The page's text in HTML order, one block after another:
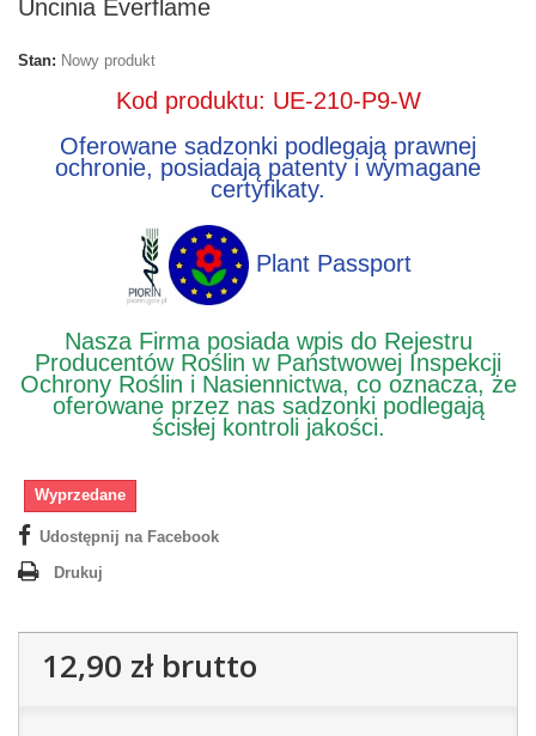
Uncinia Everflame
Stan: Nowy produkt
Kod produktu: UE-210-P9-W
Oferowane sadzonki podlegają prawnej
ochronie, posiadają patenty i wymagane
certyfikaty.
Plant Passport
Nasza Firma posiada wpis do Rejestru
Producentów Roślin w Państwowej Inspekcji
Ochrony Roślin i Nasiennictwa, co oznacza, że
oferowane przez nas sadzonki podlegają
ścisłej kontroli jakości.
Wyprzedane
Udostępnij na Facebook
Drukuj
12,90 złbrutto